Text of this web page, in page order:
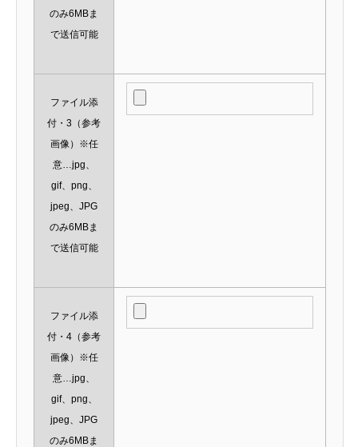
のみ6MBま
で送信可能
ファイル添
付・3（参考
画像）※任
意…jpg、
gif、png、
jpeg、JPG
のみ6MBま
で送信可能
ファイル添
付・4（参考
画像）※任
意…jpg、
gif、png、
jpeg、JPG
のみ6MBま